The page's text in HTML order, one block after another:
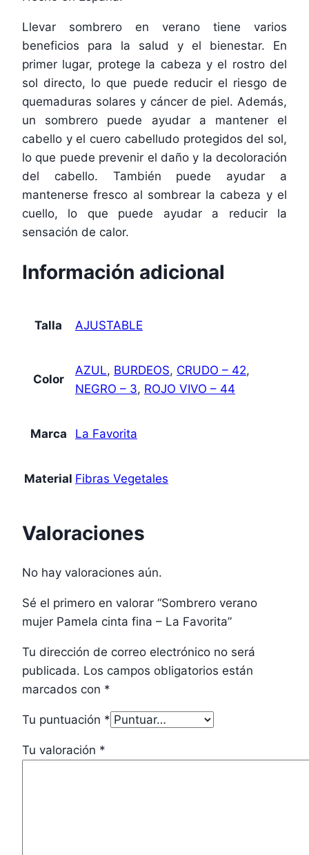
Llevar sombrero en verano tiene varios
beneficios para la salud y el bienestar. En
primer lugar, protege la cabeza y el rostro del
sol directo, lo que puede reducir el riesgo de
quemaduras solares y cáncer de piel. Además,
un sombrero puede ayudar a mantener el
cabello y el cuero cabelludo protegidos del sol,
lo que puede prevenir el daño y la decoloración
del cabello. También puede ayudar a
mantenerse fresco al sombrear la cabeza y el
cuello, lo que puede ayudar a reducir la
sensación de calor.
Información adicional
Talla AJUSTABLE
Color
AZUL, BURDEOS, CRUDO – 42,
NEGRO – 3, ROJO VIVO – 44
Marca La Favorita
Material Fibras Vegetales
Valoraciones
No hay valoraciones aún.
Sé el primero en valorar “Sombrero verano
mujer Pamela cinta fina – La Favorita”
Tu dirección de correo electrónico no será
publicada. Los campos obligatorios están
marcados con *
Tu puntuación *
Tu valoración *